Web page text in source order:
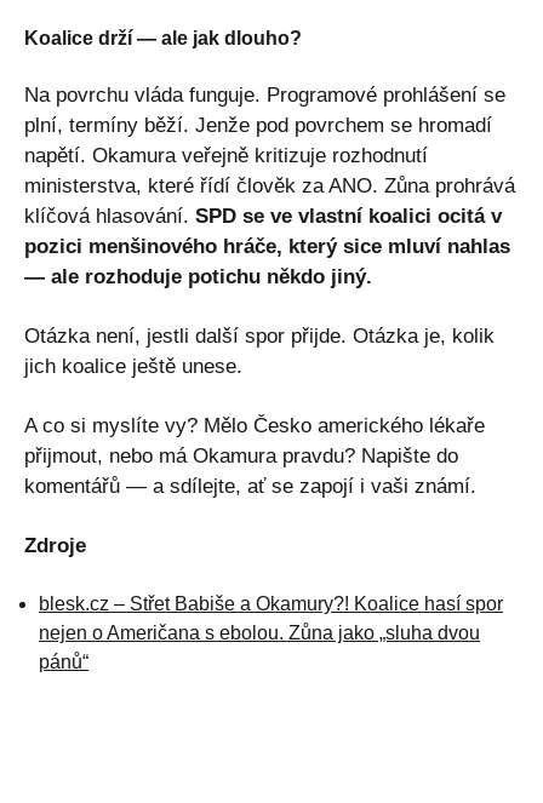
Koalice drží — ale jak dlouho?
Na povrchu vláda funguje. Programové prohlášení se
plní, termíny běží. Jenže pod povrchem se hromadí
napětí. Okamura veřejně kritizuje rozhodnutí
ministerstva, které řídí člověk za ANO. Zůna prohrává
klíčová hlasování. SPD se ve vlastní koalici ocitá v
pozici menšinového hráče, který sice mluví nahlas
— ale rozhoduje potichu někdo jiný.
Otázka není, jestli další spor přijde. Otázka je, kolik
jich koalice ještě unese.
A co si myslíte vy? Mělo Česko amerického lékaře
přijmout, nebo má Okamura pravdu? Napište do
komentářů — a sdílejte, ať se zapojí i vaši známí.
Zdroje
blesk.cz – Střet Babiše a Okamury?! Koalice hasí spor
nejen o Američana s ebolou. Zůna jako „sluha dvou
pánů“